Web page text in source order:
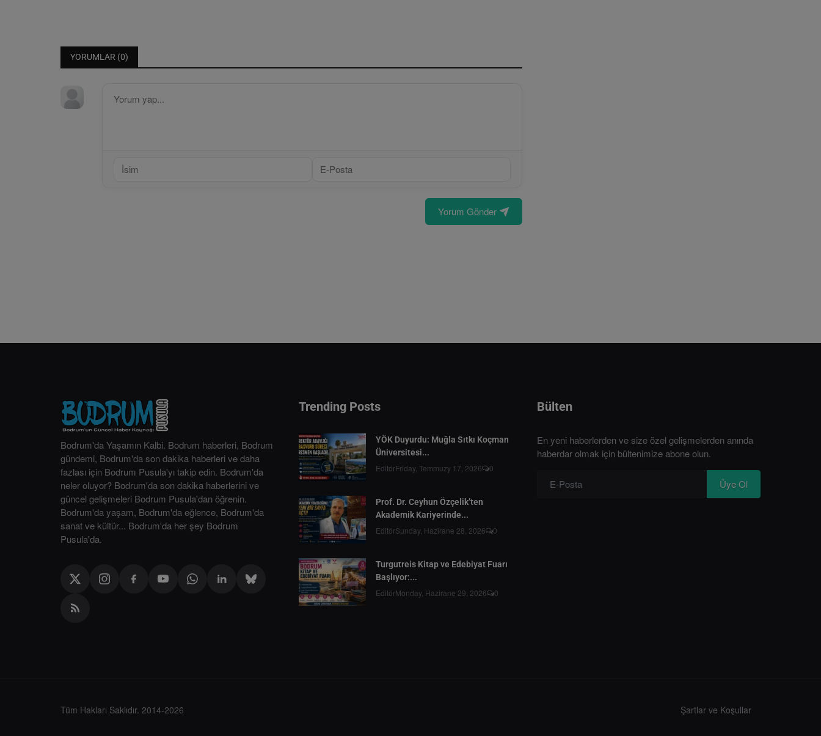
YORUMLAR (0)
Yorum Gönder
Bodrum'da Yaşamın Kalbi. Bodrum haberleri, Bodrum
gündemi, Bodrum'da son dakika haberleri ve daha
fazlası için Bodrum Pusula'yı takip edin. Bodrum'da
neler oluyor? Bodrum'da son dakika haberlerini ve
güncel gelişmeleri Bodrum Pusula'dan öğrenin.
Bodrum'da yaşam, Bodrum'da eğlence, Bodrum'da
sanat ve kültür... Bodrum'da her şey Bodrum
Pusula'da.
Trending Posts
YÖK Duyurdu: Muğla Sıtkı Koçman
Üniversitesi...
EditörFriday, Temmuzy 17, 2026 0
Prof. Dr. Ceyhun Özçelik’ten
Akademik Kariyerinde...
EditörSunday, Hazirane 28, 2026 0
Turgutreis Kitap ve Edebiyat Fuarı
Başlıyor:...
EditörMonday, Hazirane 29, 2026 0
Bülten
En yeni haberlerden ve size özel gelişmelerden anında
haberdar olmak için bültenimize abone olun.
Üye Ol
Tüm Hakları Saklıdır. 2014-2026 Şartlar ve Koşullar